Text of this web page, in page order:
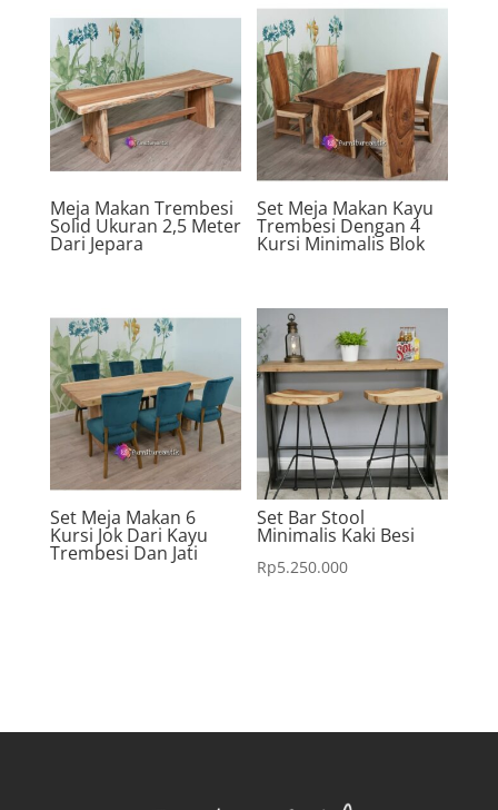
Meja Makan Trembesi
Solid Ukuran 2,5 Meter
Dari Jepara
Set Meja Makan Kayu
Trembesi Dengan 4
Kursi Minimalis Blok
Set Meja Makan 6
Kursi Jok Dari Kayu
Trembesi Dan Jati
Set Bar Stool
Minimalis Kaki Besi
Rp5.250.000